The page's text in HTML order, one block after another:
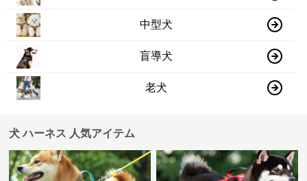
中型犬
盲導犬
老犬
犬 ハーネス 人気アイテム